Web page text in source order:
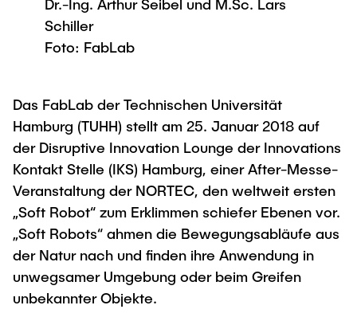
Newsroom
Pressemitteilungen
Veranstaltungen
Merchandise-Shop
Arbeiten an der TU Hamburg
Stellenausschreibungen
Berufsausbildung und Praktika
Berufungen
Beratung und Kontakt
Neu an der TUHH
Studienorganisation
AI in Education
Für Absolventinnen und Absolventen
Alumni
Berufseinstieg - Career Center
Graduiertenakademie
Promotion und Habilitation
UNU HUB "Engineering to Face Climate
Change"
Early Career Researchers
Gute Wissenschaftliche Praxis
Future Lectures
Team
Studiengänge
Forschung und Institute
News
Studiengänge
Forschung und Institute
Management-Wissenschaften und Technologie
Studiengänge
Forschung und Institute
Austauschstudium
Intercultural Hub
Partnerships and Strategy
Partnerhochschulen Studierendenaustausch
Eine Partnerschaft vereinbaren
Strategie
ECIU University
Contacts & International Team
Dr.-Ing. Arthur Seibel und M.Sc. Lars
Schiller
Foto: FabLab
Das FabLab der Technischen Universität
Hamburg (TUHH) stellt am 25. Januar 2018 auf
der Disruptive Innovation Lounge der Innovations
Kontakt Stelle (IKS) Hamburg, einer After-Messe-
Veranstaltung der NORTEC, den weltweit ersten
„Soft Robot“ zum Erklimmen schiefer Ebenen vor.
„Soft Robots“ ahmen die Bewegungsabläufe aus
der Natur nach und finden ihre Anwendung in
unwegsamer Umgebung oder beim Greifen
unbekannter Objekte.